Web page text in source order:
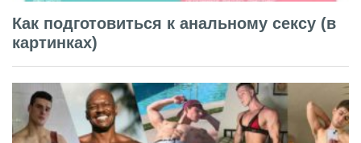
Как подготовиться к анальному сексу (в
картинках)